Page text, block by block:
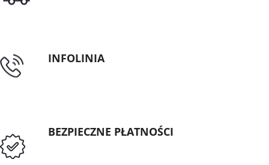
INFOLINIA
BEZPIECZNE PŁATNOŚCI